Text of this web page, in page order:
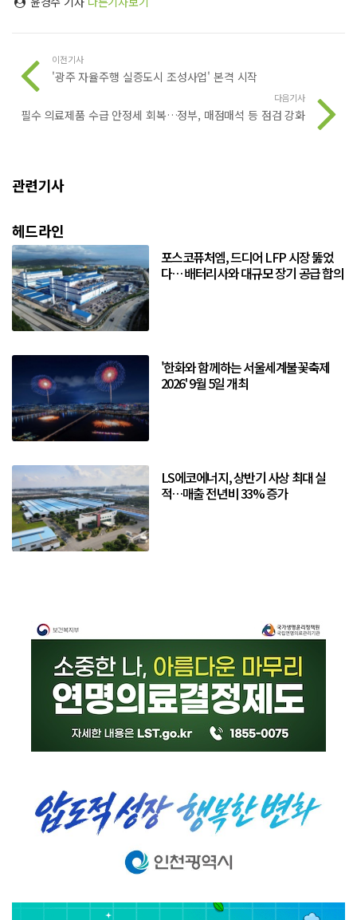
이전기사
'광주 자율주행 실증도시 조성사업' 본격 시작
다음기사
필수 의료제품 수급 안정세 회복…정부, 매점매석 등 점검 강화
관련기사
헤드라인
포스코퓨처엠, 드디어 LFP 시장 뚫었
다… 배터리사와 대규모 장기 공급 합의
'한화와 함께하는 서울세계불꽃축제
2026' 9월 5일 개최
LS에코에너지, 상반기 사상 최대 실
적…매출 전년비 33% 증가